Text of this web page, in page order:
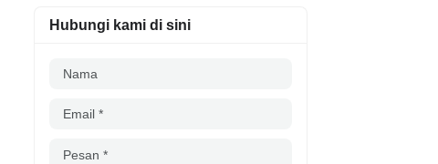
Hubungi kami di sini